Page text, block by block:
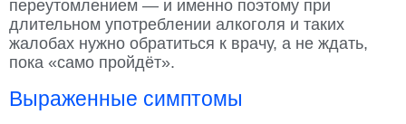
переутомлением — и именно поэтому при
длительном употреблении алкоголя и таких
жалобах нужно обратиться к врачу, а не ждать,
пока «само пройдёт».
Выраженные симптомы